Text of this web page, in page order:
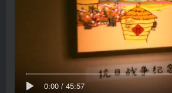
0:00 / 45:57